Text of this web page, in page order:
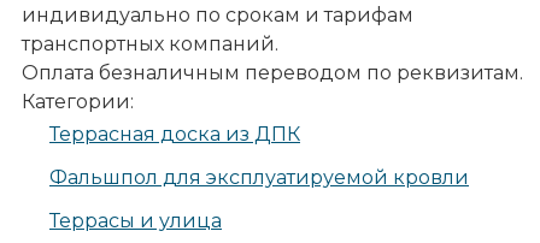
Террасы и улица
Террасные покрытия
Террасная доска из ДПК
индивидуально по срокам и тарифам
транспортных компаний.
Оплата безналичным переводом по реквизитам.
Категории:
Террасная доска из ДПК
Фальшпол для эксплуатируемой кровли
Террасы и улица